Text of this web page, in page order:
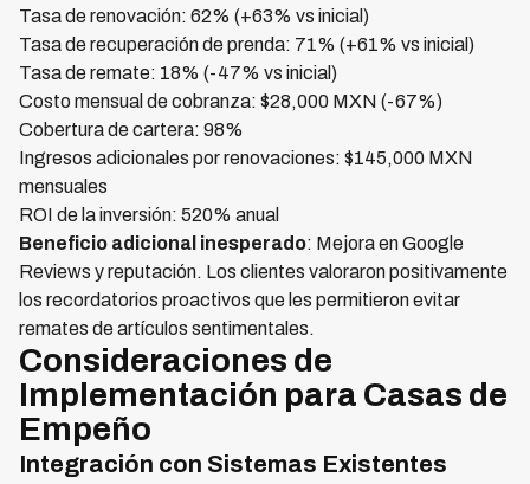
Tasa de renovación: 62% (+63% vs inicial)
Tasa de recuperación de prenda: 71% (+61% vs inicial)
Tasa de remate: 18% (-47% vs inicial)
Costo mensual de cobranza: $28,000 MXN (-67%)
Cobertura de cartera: 98%
Ingresos adicionales por renovaciones: $145,000 MXN
mensuales
ROI de la inversión: 520% anual
Beneficio adicional inesperado: Mejora en Google
Reviews y reputación. Los clientes valoraron positivamente
los recordatorios proactivos que les permitieron evitar
remates de artículos sentimentales.
Consideraciones de
Implementación para Casas de
Empeño
Integración con Sistemas Existentes